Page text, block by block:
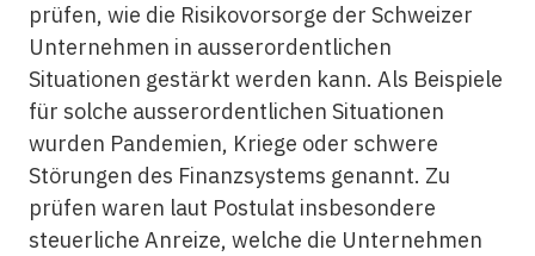
prüfen, wie die Risikovorsorge der Schweizer
Unternehmen in ausserordentlichen
Situationen gestärkt werden kann. Als Beispiele
für solche ausserordentlichen Situationen
wurden Pandemien, Kriege oder schwere
Störungen des Finanzsystems genannt. Zu
prüfen waren laut Postulat insbesondere
steuerliche Anreize, welche die Unternehmen